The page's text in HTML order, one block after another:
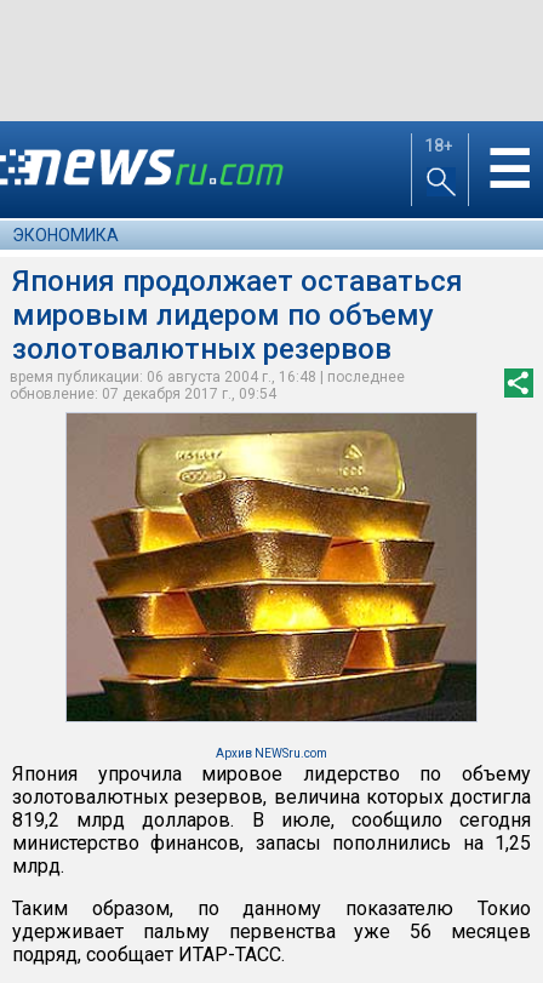
18+ ☰
ЭКОНОМИКА
Япония продолжает оставаться
мировым лидером по объему
золотовалютных резервов
время публикации: 06 августа 2004 г., 16:48 | последнее
обновление: 07 декабря 2017 г., 09:54
Архив NEWSru.com
Япония упрочила мировое лидерство по объему
золотовалютных резервов, величина которых достигла
819,2 млрд долларов. В июле, сообщило сегодня
министерство финансов, запасы пополнились на 1,25
млрд.
Таким образом, по данному показателю Токио
удерживает пальму первенства уже 56 месяцев
подряд, сообщает ИТАР-ТАСС.